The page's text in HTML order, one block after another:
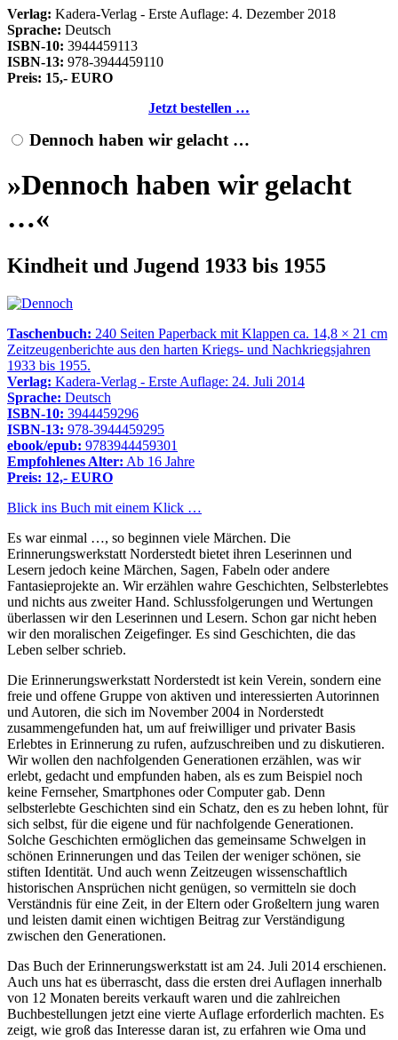
Verlag: Kadera-Verlag - Erste Auflage: 4. Dezember 2018
Sprache: Deutsch
ISBN-10: 3944459113
ISBN-13: 978-3944459110
Preis: 15,- EURO
Jetzt bestellen …
Dennoch haben wir gelacht …
»Dennoch haben wir gelacht
…«
Kindheit und Jugend 1933 bis 1955
Taschenbuch: 240 Seiten Paperback mit Klappen ca. 14,8 × 21 cm
Zeitzeugenberichte aus den harten Kriegs- und Nachkriegsjahren
1933 bis 1955.
Verlag: Kadera-Verlag - Erste Auflage: 24. Juli 2014
Sprache: Deutsch
ISBN-10: 3944459296
ISBN-13: 978-3944459295
ebook/epub: 9783944459301
Empfohlenes Alter: Ab 16 Jahre
Preis: 12,- EURO
Blick ins Buch mit einem Klick …
Es war einmal …, so beginnen viele Märchen. Die
Erinnerungswerkstatt Norderstedt bietet ihren Leserinnen und
Lesern jedoch keine Märchen, Sagen, Fabeln oder andere
Fantasieprojekte an. Wir erzählen wahre Geschichten, Selbsterlebtes
und nichts aus zweiter Hand. Schlussfolgerungen und Wertungen
überlassen wir den Leserinnen und Lesern. Schon gar nicht heben
wir den moralischen Zeigefinger. Es sind Geschichten, die das
Leben selber schrieb.
Die Erinnerungswerkstatt Norderstedt ist kein Verein, sondern eine
freie und offene Gruppe von aktiven und interessierten Autorinnen
und Autoren, die sich im November 2004 in Norderstedt
zusammengefunden hat, um auf freiwilliger und privater Basis
Erlebtes in Erinnerung zu rufen, aufzuschreiben und zu diskutieren.
Wir wollen den nachfolgenden Generationen erzählen, was wir
erlebt, gedacht und empfunden haben, als es zum Beispiel noch
keine Fernseher, Smartphones oder Computer gab. Denn
selbsterlebte Geschichten sind ein Schatz, den es zu heben lohnt, für
sich selbst, für die eigene und für nachfolgende Generationen.
Solche Geschichten ermöglichen das gemeinsame Schwelgen in
schönen Erinnerungen und das Teilen der weniger schönen, sie
stiften Identität. Und auch wenn Zeitzeugen wissenschaftlich
historischen Ansprüchen nicht genügen, so vermitteln sie doch
Verständnis für eine Zeit, in der Eltern oder Großeltern jung waren
und leisten damit einen wichtigen Beitrag zur Verständigung
zwischen den Generationen.
Das Buch der Erinnerungswerkstatt ist am 24. Juli 2014 erschienen.
Auch uns hat es überrascht, dass die ersten drei Auflagen innerhalb
von 12 Monaten bereits verkauft waren und die zahlreichen
Buchbestellungen jetzt eine vierte Auflage erforderlich machten. Es
zeigt, wie groß das Interesse daran ist, zu erfahren wie Oma und